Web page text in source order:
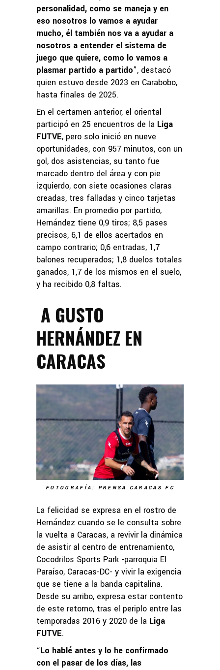
personalidad, como se maneja y en
eso nosotros lo vamos a ayudar
mucho, él también nos va a ayudar a
nosotros a entender el sistema de
juego que quiere, como lo vamos a
plasmar partido a partido”, destacó
quien estuvo desde 2023 en Carabobo,
hasta finales de 2025.
En el certamen anterior, el oriental
participó en 25 encuentros de la Liga
FUTVE, pero solo inició en nueve
oportunidades, con 957 minutos, con un
gol, dos asistencias, su tanto fue
marcado dentro del área y con pie
izquierdo, con siete ocasiones claras
creadas, tres falladas y cinco tarjetas
amarillas. En promedio por partido,
Hernández tiene 0,9 tiros; 8,5 pases
precisos, 6,1 de ellos acertados en
campo contrario; 0,6 entradas, 1,7
balones recuperados; 1,8 duelos totales
ganados, 1,7 de los mismos en el suelo,
y ha recibido 0,8 faltas.
A GUSTO
HERNÁNDEZ EN
CARACAS
FOTOGRAFÍA: PRENSA CARACAS FC
La felicidad se expresa en el rostro de
Hernández cuando se le consulta sobre
la vuelta a Caracas, a revivir la dinámica
de asistir al centro de entrenamiento,
Cocodrilos Sports Park -parroquia El
Paraíso, Caracas-DC- y vivir la exigencia
que se tiene a la banda capitalina.
Desde su arribo, expresa estar contento
de este retorno, tras el periplo entre las
temporadas 2016 y 2020 de la Liga
FUTVE.
“Lo hablé antes y lo he confirmado
con el pasar de los días, las